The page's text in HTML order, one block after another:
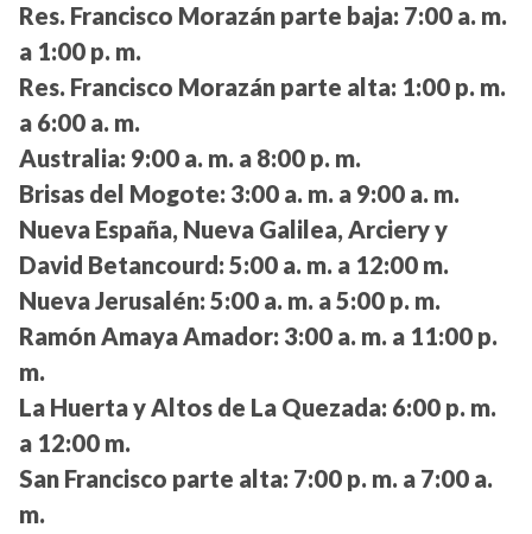
Res. Francisco Morazán parte baja: 7:00 a. m.
a 1:00 p. m.
Res. Francisco Morazán parte alta: 1:00 p. m.
a 6:00 a. m.
Australia: 9:00 a. m. a 8:00 p. m.
Brisas del Mogote: 3:00 a. m. a 9:00 a. m.
Nueva España, Nueva Galilea, Arciery y
David Betancourd: 5:00 a. m. a 12:00 m.
Nueva Jerusalén: 5:00 a. m. a 5:00 p. m.
Ramón Amaya Amador: 3:00 a. m. a 11:00 p.
m.
La Huerta y Altos de La Quezada: 6:00 p. m.
a 12:00 m.
San Francisco parte alta: 7:00 p. m. a 7:00 a.
m.